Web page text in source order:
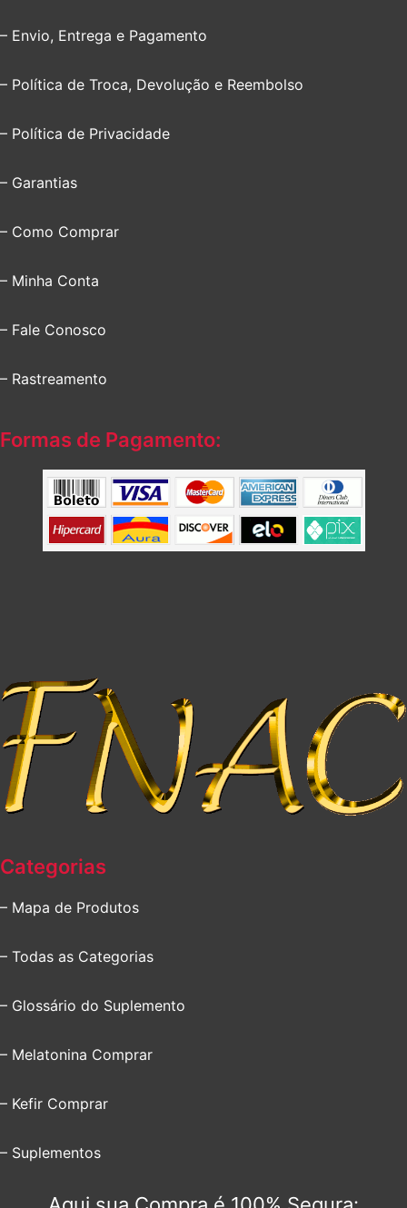
– Envio, Entrega e Pagamento
– Política de Troca, Devolução e Reembolso
– Política de Privacidade
– Garantias
– Como Comprar
– Minha Conta
– Fale Conosco
– Rastreamento
Formas de Pagamento:
Categorias
– Mapa de Produtos
– Todas as Categorias
– Glossário do Suplemento
– Melatonina Comprar
– Kefir Comprar
– Suplementos